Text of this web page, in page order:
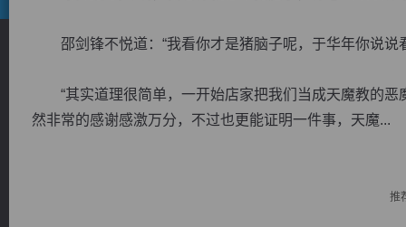
邵剑锋不悦道：“我看你才是猪脑子呢，于华年你说说
“其实道理很简单，一开始店家把我们当成天魔教的恶
然非常的感谢感激万分，不过也更能证明一件事，天魔...
推